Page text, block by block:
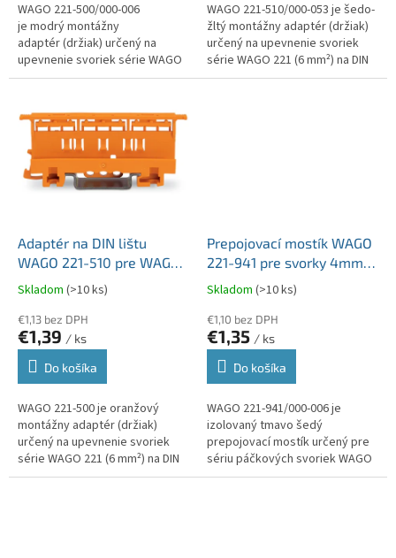
WAGO 221-500/000-006
je modrý montážny
adaptér (držiak) určený na
upevnenie svoriek série WAGO
221 (6 mm²) na DIN lištu 35 mm
pomocou...
WAGO 221-510/000-053 je šedo-
žltý montážny adaptér (držiak)
určený na upevnenie svoriek
série WAGO 221 (6 mm²) na DIN
lištu 35 mm alebo na rovný
Adaptér na DIN lištu
WAGO 221-510 pre WAGO
221 2x, 3x, 5x 6mm2
oranžový
Skladom (>10 ks)
€1,13 bez DPH
€1,39 / ks
Do košíka
WAGO 221-500 je oranžový
montážny adaptér (držiak)
určený na upevnenie svoriek
série WAGO 221 (6 mm²) na DIN
lištu 35 mm alebo na rovný
Prepojovací mostík WAGO
221-941 pre svorky 4mm2
a 6mm2 série 221 tmavo
Skladom (>10 ks)
€1,10 bez DPH
€1,35 / ks
Do košíka
WAGO 221-941/000-006 je
izolovaný tmavo šedý
prepojovací mostík určený pre
sériu páčkových svoriek WAGO
221 4mm2 a 6mm2.